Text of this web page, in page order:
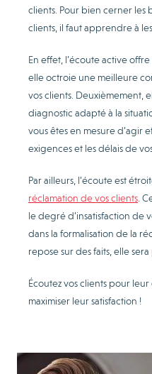
clients. Pour bien cerner les
clients, il faut apprendre à
En effet, l’écoute active
elle octroie une meilleure
vos clients. Deuxièmement,
diagnostic adapté à la
vous êtes en mesure d’agir
exigences et les délais de
Par ailleurs, l’écoute est
réclamation de vos clients .
le degré d’insatisfaction de
dans la formalisation de la
repose sur des faits, elle
Écoutez vos clients pour
maximiser leur satisfaction !